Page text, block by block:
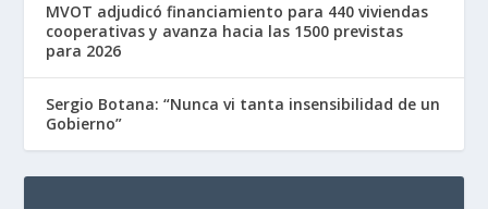
MVOT adjudicó financiamiento para 440 viviendas
cooperativas y avanza hacia las 1500 previstas
para 2026
Sergio Botana: “Nunca vi tanta insensibilidad de un
Gobierno”